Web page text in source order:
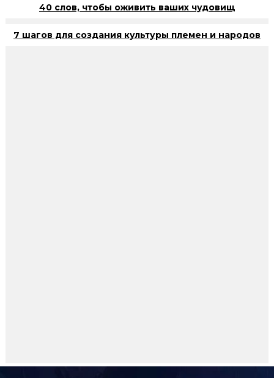
40 слов, чтобы оживить ваших чудовищ
7 шагов для создания культуры племен и народов